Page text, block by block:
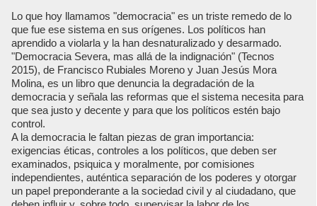
Lo que hoy llamamos "democracia" es un triste remedo de lo
que fue ese sistema en sus orígenes. Los políticos han
aprendido a violarla y la han desnaturalizado y desarmado.
"Democracia Severa, mas allá de la indignación" (Tecnos
2015), de Francisco Rubiales Moreno y Juan Jesús Mora
Molina, es un libro que denuncia la degradación de la
democracia y señala las reformas que el sistema necesita para
que sea justo y decente y para que los políticos estén bajo
control.
A la democracia le faltan piezas de gran importancia:
exigencias éticas, controles a los políticos, que deben ser
examinados, psiquica y moralmente, por comisiones
independientes, auténtica separación de los poderes y otorgar
un papel preponderante a la sociedad civil y al ciudadano, que